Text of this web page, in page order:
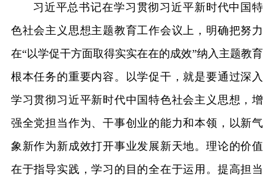
习近平总书记在学习贯彻习近平新时代中国特
色社会主义思想主题教育工作会议上，明确把努力
在“以学促干方面取得实实在在的成效”纳入主题教育
根本任务的重要内容。以学促干，就是要通过深入
学习贯彻习近平新时代中国特色社会主义思想，增
强全党担当作为、干事创业的能力和本领，以新气
象新作为新成效打开事业发展新天地。理论的价值
在于指导实践，学习的目的全在于运用。提高担当